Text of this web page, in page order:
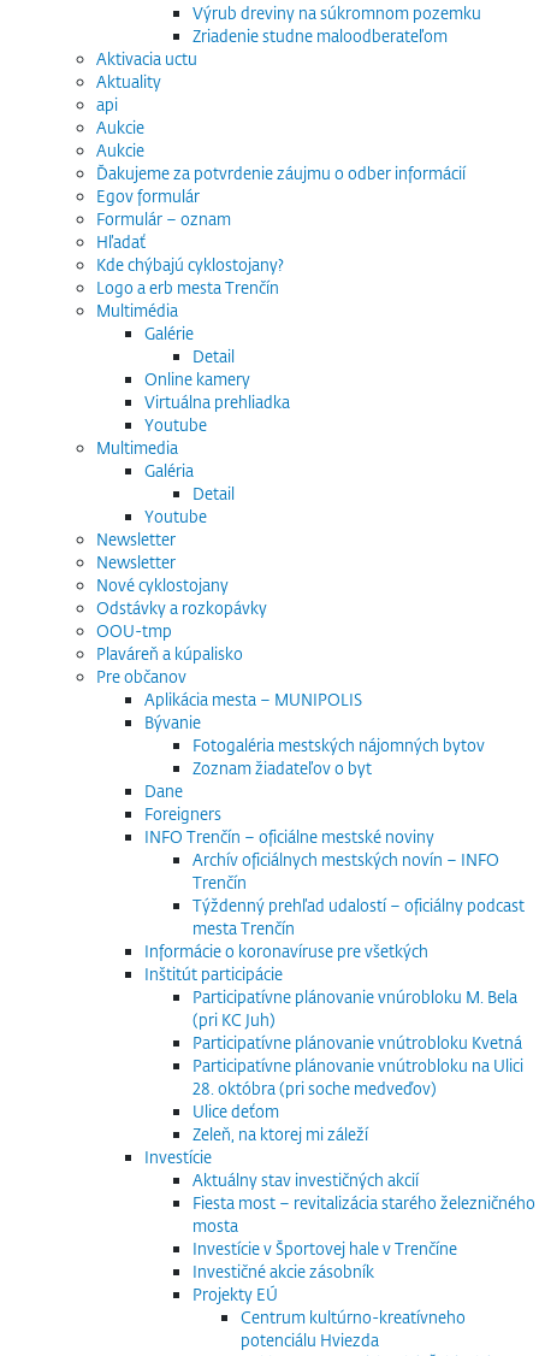
Výrub dreviny na súkromnom pozemku
Zriadenie studne maloodberateľom
Aktivacia uctu
Aktuality
api
Aukcie
Aukcie
Ďakujeme za potvrdenie záujmu o odber informácií
Egov formulár
Formulár – oznam
Hľadať
Kde chýbajú cyklostojany?
Logo a erb mesta Trenčín
Multimédia
Galérie
Detail
Online kamery
Virtuálna prehliadka
Youtube
Multimedia
Galéria
Detail
Youtube
Newsletter
Newsletter
Nové cyklostojany
Odstávky a rozkopávky
OOU-tmp
Plaváreň a kúpalisko
Pre občanov
Aplikácia mesta – MUNIPOLIS
Bývanie
Fotogaléria mestských nájomných bytov
Zoznam žiadateľov o byt
Dane
Foreigners
INFO Trenčín – oficiálne mestské noviny
Archív oficiálnych mestských novín – INFO
Trenčín
Týždenný prehľad udalostí – oficiálny podcast
mesta Trenčín
Informácie o koronavíruse pre všetkých
Inštitút participácie
Participatívne plánovanie vnúrobloku M. Bela
(pri KC Juh)
Participatívne plánovanie vnútrobloku Kvetná
Participatívne plánovanie vnútrobloku na Ulici
28. októbra (pri soche medveďov)
Ulice deťom
Zeleň, na ktorej mi záleží
Investície
Aktuálny stav investičných akcií
Fiesta most – revitalizácia starého železničného
mosta
Investície v Športovej hale v Trenčíne
Investičné akcie zásobník
Projekty EÚ
Centrum kultúrno-kreatívneho
potenciálu Hviezda